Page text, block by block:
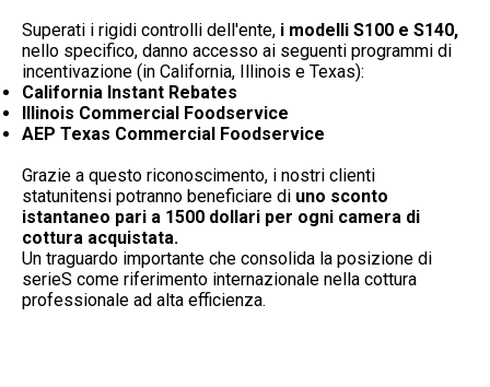
Superati i rigidi controlli dell'ente, i modelli S100 e S140,
nello specifico, danno accesso ai seguenti programmi di
incentivazione (in California, Illinois e Texas):
California Instant Rebates
Illinois Commercial Foodservice
AEP Texas Commercial Foodservice
Grazie a questo riconoscimento, i nostri clienti
statunitensi potranno beneficiare di uno sconto
istantaneo pari a 1500 dollari per ogni camera di
cottura acquistata.
Un traguardo importante che consolida la posizione di
serieS come riferimento internazionale nella cottura
professionale ad alta efficienza.